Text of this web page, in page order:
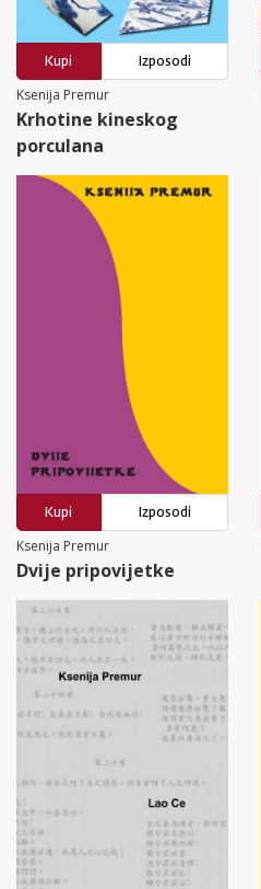
Kupi
Izposodi
Ksenija Premur
Krhotine kineskog
porculana
Kupi
Izposodi
Ksenija Premur
Dvije pripovijetke